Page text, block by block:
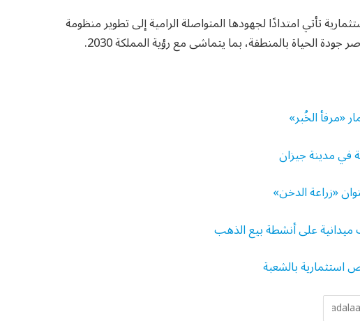
تأتي امتدادًا لجهودها المتواصلة الرامية إلى تطوير منظومة
جودة الحياة بالمنطقة، بما يتماشى مع رؤية المملكة 2030.
«مرفأ الخُبر»
في مدينة جيزان
«زراعة الدخن»
ميدانية على أنشطة بيع الذهب